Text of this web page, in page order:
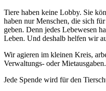
Tiere haben keine Lobby. Sie
haben nur Menschen, die sich
geben. Denn jedes Lebewesen
Leben. Und deshalb helfen wir
Wir agieren im kleinen Kreis,
Verwaltungs- oder Mietausgaben.
Jede Spende wird für den